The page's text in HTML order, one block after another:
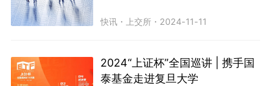
快讯 ・ 上交所 ・ 2024-11-11
2024“上证杯”全国巡讲 | 携手国
泰基金走进复旦大学